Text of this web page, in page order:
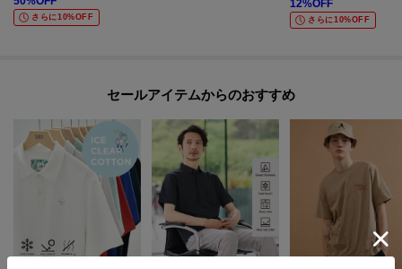
さらに10%OFF
12%OFF
さらに10%OFF
セールアイテムからのおすすめ